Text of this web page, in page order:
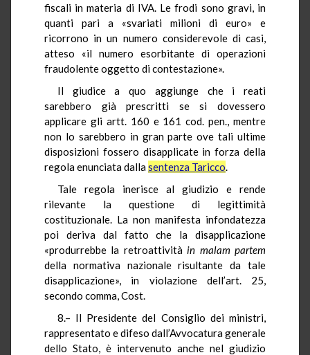
fiscali in materia di IVA. Le frodi sono gravi, in
quanti pari a «svariati milioni di euro» e
ricorrono in un numero considerevole di casi,
atteso «il numero esorbitante di operazioni
fraudolente oggetto di contestazione».
Il giudice a quo aggiunge che i reati
sarebbero già prescritti se si dovessero
applicare gli artt. 160 e 161 cod. pen., mentre
non lo sarebbero in gran parte ove tali ultime
disposizioni fossero disapplicate in forza della
regola enunciata dallasentenza Taricco.
Tale regola inerisce al giudizio e rende
rilevante la questione di legittimità
costituzionale. La non manifesta infondatezza
poi deriva dal fatto che la disapplicazione
«produrrebbe la retroattivitàin malam partem
della normativa nazionale risultante da tale
disapplicazione», in violazione dell’art. 25,
secondo comma, Cost.
8.– Il Presidente del Consiglio dei ministri,
rappresentato e difeso dall’Avvocatura generale
dello Stato, è intervenuto anche nel giudizio